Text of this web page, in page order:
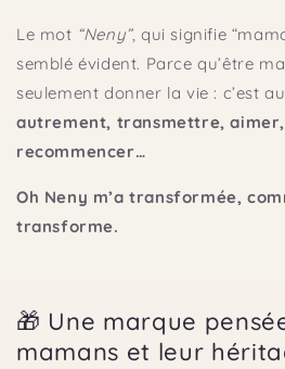
Le mot “Neny”, qui signifie
semblé évident. Parce qu’être
seulement donner la vie : c’est
autrement, transmettre,
recommencer…
Oh Neny m’a transformée,
transforme.
🎁 Une marque
mamans et leur